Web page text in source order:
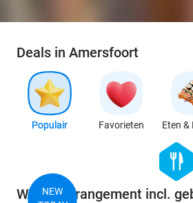
Deals in Amersfoort
Populair Favorieten Eten &
NEW
hexagon
food
Wandelarrangement incl.